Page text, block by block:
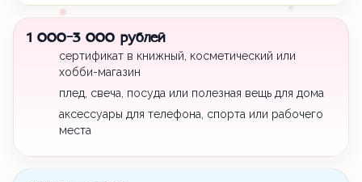
1 000-3 000 рублей
сертификат в книжный, косметический или
хобби-магазин
плед, свеча, посуда или полезная вещь для дома
аксессуары для телефона, спорта или рабочего
места